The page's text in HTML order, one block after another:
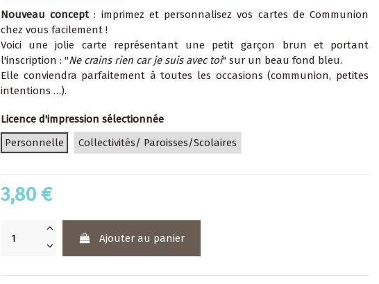
Nouveau concept : imprimez et personnalisez vos cartes de Communion
chez vous facilement !
Voici une jolie carte représentant une petit garçon brun et portant
l'inscription : "Ne crains rien car je suis avec toi" sur un beau fond bleu.
Elle conviendra parfaitement à toutes les occasions (communion, petites
intentions …).
Licence d'impression sélectionnée
Personnelle
Collectivités/ Paroisses/Scolaires
3,80 €
Ajouter au panier